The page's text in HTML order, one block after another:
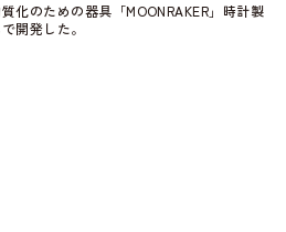
化のための器具「MOONRAKER」時計製
開発した。